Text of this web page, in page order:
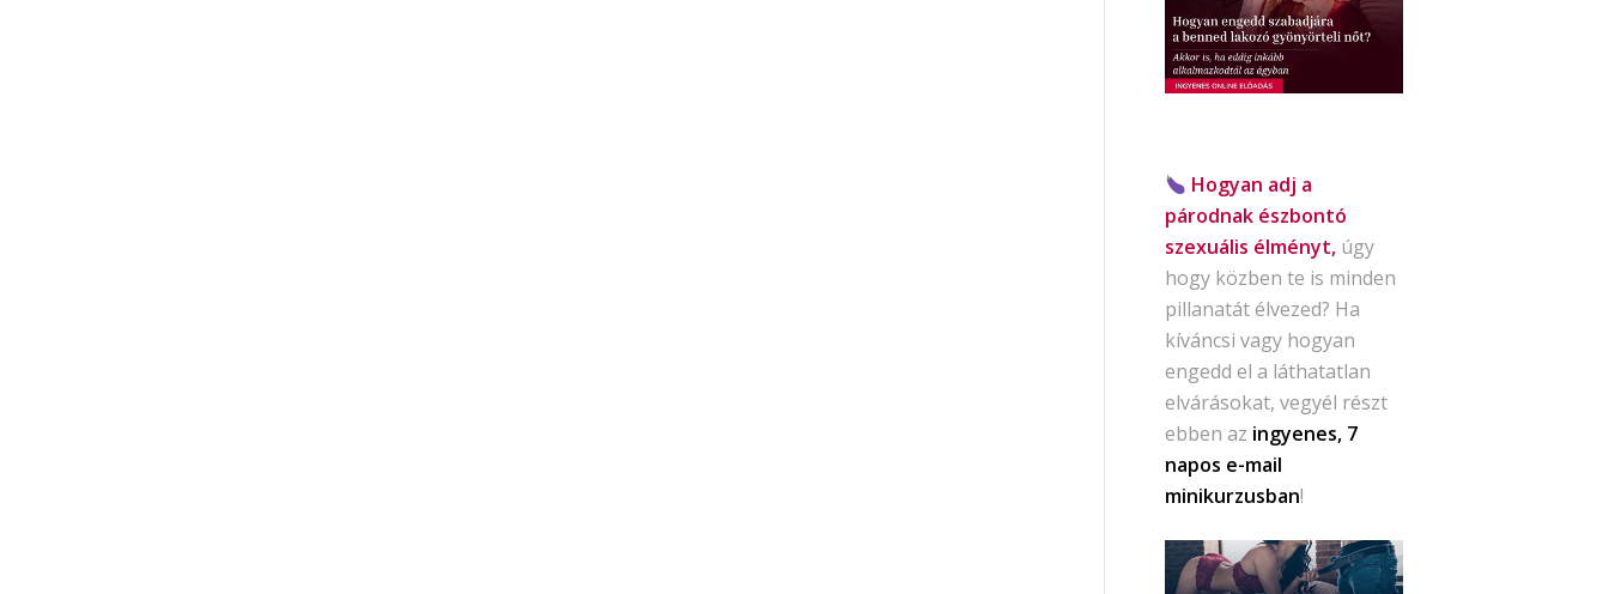
Hogyan adj a
párodnak észbontó
szexuális élményt, úgy
hogy közben te is minden
pillanatát élvezed? Ha
kíváncsi vagy hogyan
engedd el a láthatatlan
elvárásokat, vegyél részt
ebben az ingyenes, 7
napos e-mail
minikurzusban!